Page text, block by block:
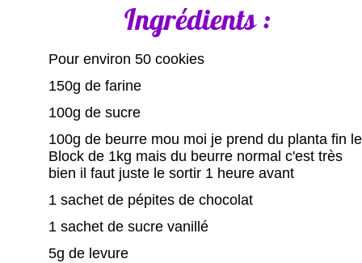
Ingrédients :
Pour environ 50 cookies
150g de farine
100g de sucre
100g de beurre mou moi je prend du planta fin le
Block de 1kg mais du beurre normal c'est très
bien il faut juste le sortir 1 heure avant
1 sachet de pépites de chocolat
1 sachet de sucre vanillé
5g de levure